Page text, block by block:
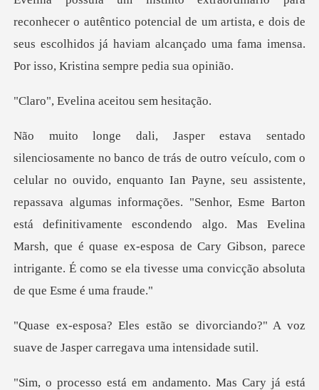
co potencial de um artista, e dois de
seus escolhidos já haviam alca
ina aceitou s
n Payne, seu assistente,
repassava algumas informações. "Senhor, Esme Barton
está definitivamente escondendo algo. Mas Evelina
Mars
ivorciando?" A voz
suave de Jaspe
já está